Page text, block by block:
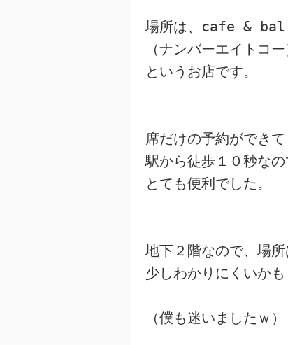
場所は、cafe &
（ナンバーエイトコー
というお店です。
席だけの予約ができて
駅から徒歩１０秒な
とても便利でした。
地下２階なので、場所
少しわかりにくいかも
（僕も迷いましたｗ）